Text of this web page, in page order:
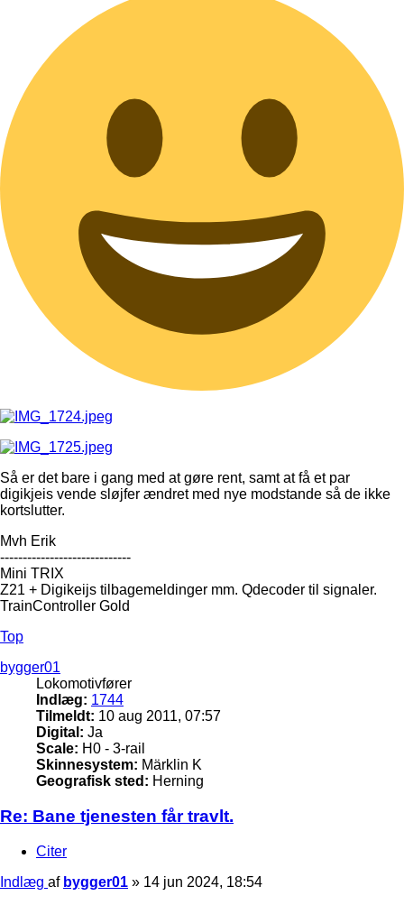
Så er det bare i gang med at gøre rent, samt at få et par
digikjeis vende sløjfer ændret med nye modstande så de ikke
kortslutter.
Mvh Erik
-----------------------------
Mini TRIX
Z21 + Digikeijs tilbagemeldinger mm. Qdecoder til signaler.
TrainController Gold
Top
bygger01
Lokomotivfører
Indlæg: 1744
Tilmeldt: 10 aug 2011, 07:57
Digital: Ja
Scale: H0 - 3-rail
Skinnesystem: Märklin K
Geografisk sted: Herning
Re: Bane tjenesten får travlt.
Citer
Indlæg af bygger01 » 14 jun 2024, 18:54